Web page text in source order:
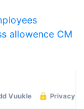
allowence CM